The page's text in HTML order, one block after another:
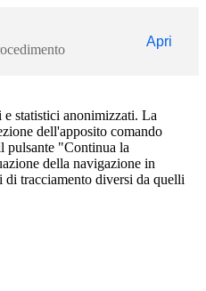
Apri
statistici anonimizzati. La
dell'apposito comando
pulsante "Continua la
della navigazione in
di tracciamento diversi da quelli